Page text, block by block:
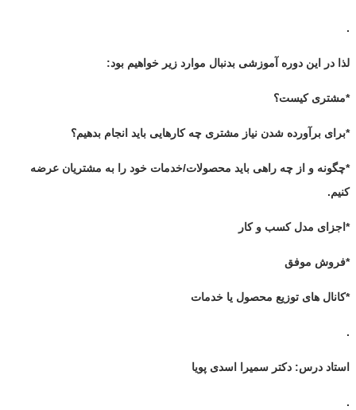
.
لذا در این دوره آموزشی بدنبال موارد زیر خواهیم بود:
*مشتری کیست؟
*برای برآورده شدن نیاز مشتری چه کارهایی باید انجام بدهیم؟
*چگونه و از چه راهی باید محصولات/خدمات خود را به مشتریان عرضه
کنیم.
*اجزای مدل کسب و کار
*فروش موفق
*کانال های توزیع محصول یا خدمات
.
استاد درس: دکتر سمیرا اسدی پویا
.